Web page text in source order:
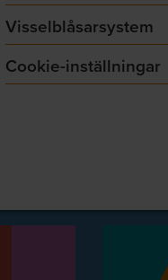
Visselblåsarsystem
Cookie-inställningar